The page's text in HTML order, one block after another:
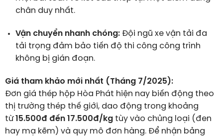
chân duy nhất.
Vận chuyển nhanh chóng:Đội ngũ xe vận tải đa
tải trọng đảm bảo tiến độ thi công công trình
không bị gián đoạn.
Giá tham khảo mới nhất (Tháng 7/2025):
Đơn giá thép hộp Hòa Phát hiện nay biến động theo
thị trường thép thế giới, dao động trong khoảng
từ15.500đ đến 17.500đ/kgtùy vào chủng loại (đen
hay mạ kẽm) và quy mô đơn hàng. Để nhận bảng